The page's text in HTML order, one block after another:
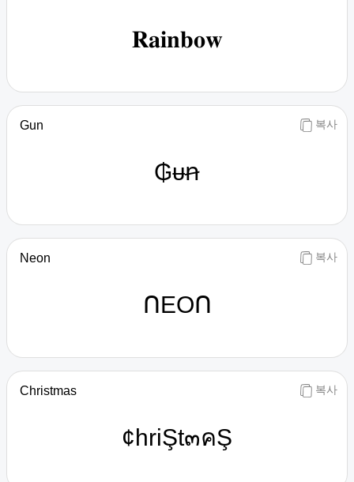
𝐑𝐚𝐢𝐧𝐛𝐨𝐰
복사
Gun
₲ᵾꞥ
복사
Neon
ᑎEOᑎ
복사
Christmas
¢hriŞt๓คŞ